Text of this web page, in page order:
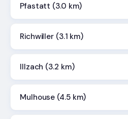
Pfastatt (3.0 km)
Richwiller (3.1 km)
Illzach (3.2 km)
Mulhouse (4.5 km)